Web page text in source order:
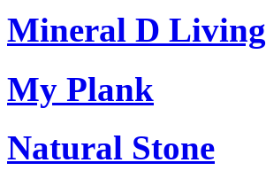
Mineral D Living
My Plank
Natural Stone